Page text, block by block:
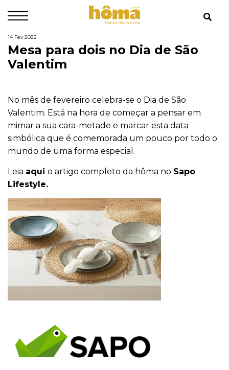
14 Fev 2022
Mesa para dois no Dia de São
Valentim
No mês de fevereiro celebra-se o Dia de São
Valentim. Está na hora de começar a pensar em
mimar a sua cara-metade e marcar esta data
simbólica que é comemorada um pouco por todo o
mundo de uma forma especial.
Leia aqui o artigo completo da hôma no Sapo
Lifestyle.